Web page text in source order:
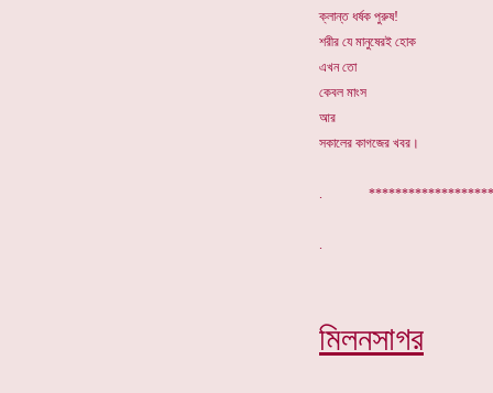
ক্লান্ত ধর্ষক পুরুষ!
শরীর যে মানুষেরই হোক
এখন তো
কেবল মাংস
আর
সকালের কাগজের খবর।
.
মিলনসাগর